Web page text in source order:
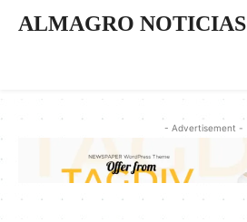
ALMAGRO NOTICIAS
- Advertisement -